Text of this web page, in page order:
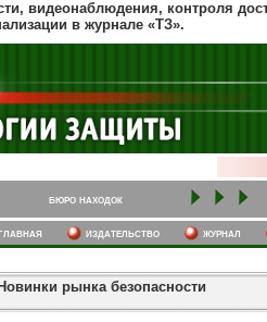
видеонаблюдения, контроля
в журнале «ТЗ».
бюро находок
издательство журнал
Новинки рынка безопасности